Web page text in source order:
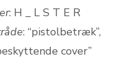
: H _ L S T E R
: “pistolbetræk”,
cover”